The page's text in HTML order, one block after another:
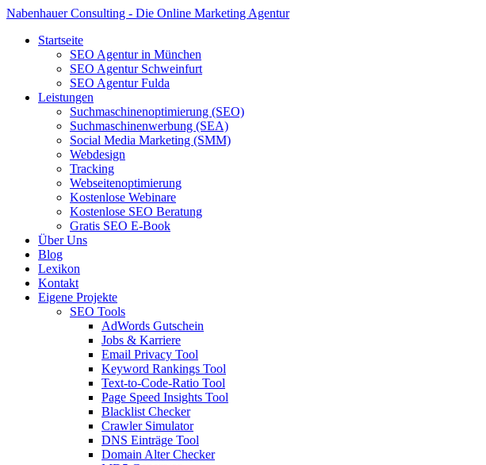
Nabenhauer Consulting - Die Online Marketing Agentur
Startseite
SEO Agentur in München
SEO Agentur Schweinfurt
SEO Agentur Fulda
Leistungen
Suchmaschinenoptimierung (SEO)
Suchmaschinenwerbung (SEA)
Social Media Marketing (SMM)
Webdesign
Tracking
Webseitenoptimierung
Kostenlose Webinare
Kostenlose SEO Beratung
Gratis SEO E-Book
Über Uns
Blog
Lexikon
Kontakt
Eigene Projekte
SEO Tools
AdWords Gutschein
Jobs & Karriere
Email Privacy Tool
Keyword Rankings Tool
Text-to-Code-Ratio Tool
Page Speed Insights Tool
Blacklist Checker
Crawler Simulator
DNS Einträge Tool
Domain Alter Checker